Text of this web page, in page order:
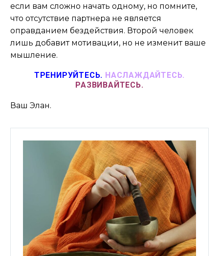
если вам сложно начать одному, но помните,
что отсутствие партнера не является
оправданием бездействия. Второй человек
лишь добавит мотивации, но не изменит ваше
мышление.
ТРЕНИРУЙТЕСЬ. НАСЛАЖДАЙТЕСЬ.
РАЗВИВАЙТЕСЬ.
Ваш Элан.